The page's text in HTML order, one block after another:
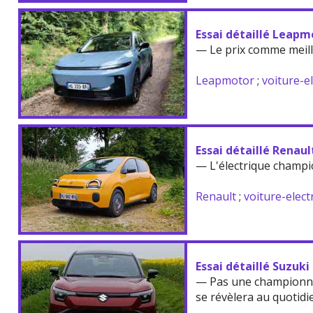
Essai détaillé
— Le prix comme
Leapmotor;voiture-
Essai détaillé
— L'électrique
Renault;voiture-
Essai détaillé
— Pas une
se révèlera au